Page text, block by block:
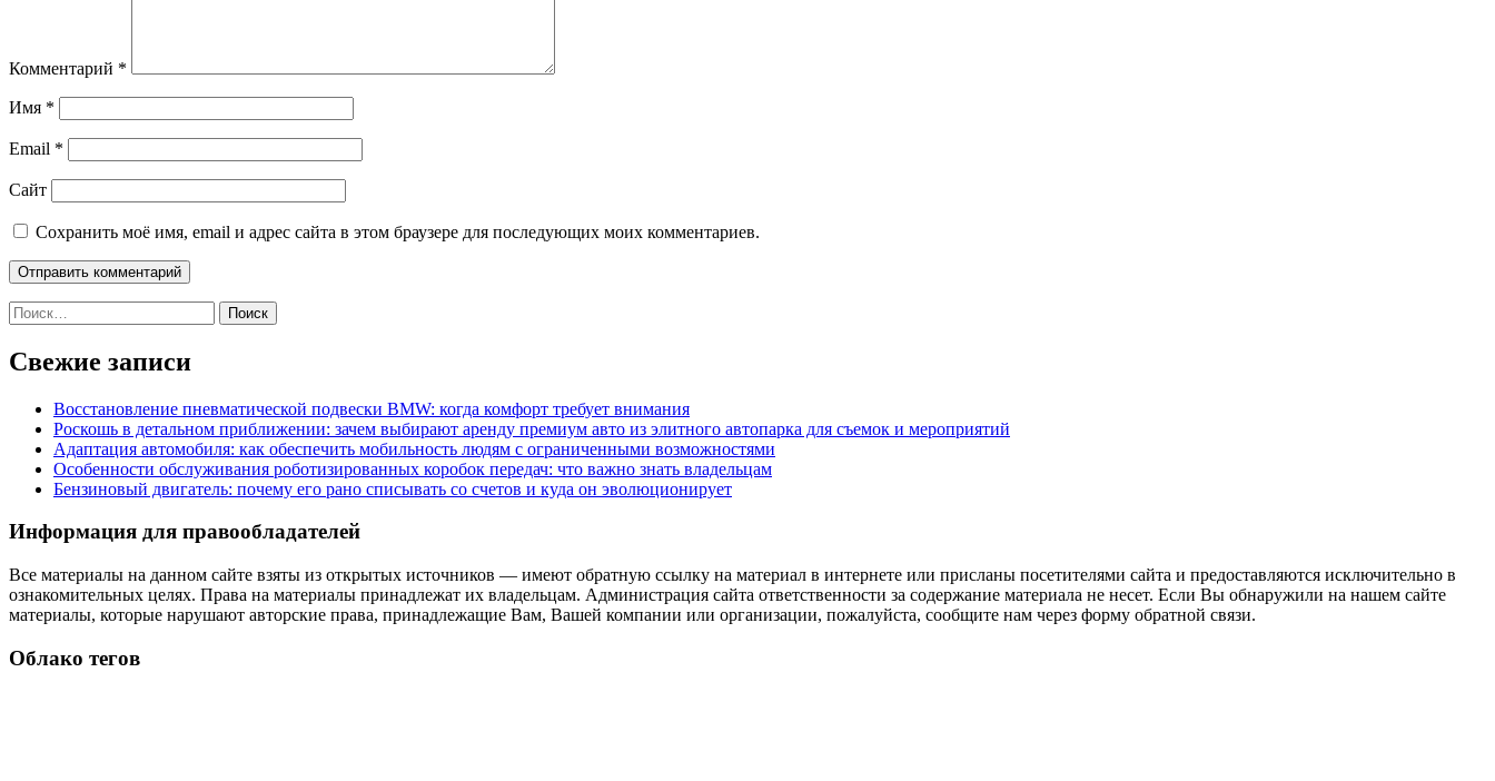
Комментарий *
Имя *
Email *
Сайт
Сохранить моё имя, email и адрес сайта в этом браузере для последующих моих комментариев.
Найти:
Свежие записи
Восстановление пневматической подвески BMW: когда комфорт требует внимания
Роскошь в детальном приближении: зачем выбирают аренду премиум авто из элитного автопарка для съемок и мероприятий
Адаптация автомобиля: как обеспечить мобильность людям с ограниченными возможностями
Особенности обслуживания роботизированных коробок передач: что важно знать владельцам
Бензиновый двигатель: почему его рано списывать со счетов и куда он эволюционирует
Информация для правообладателей
Все материалы на данном сайте взяты из открытых источников — имеют обратную ссылку на материал в интернете или присланы посетителями сайта и предоставляются исключительно в
ознакомительных целях. Права на материалы принадлежат их владельцам. Администрация сайта ответственности за содержание материала не несет. Если Вы обнаружили на нашем сайте
материалы, которые нарушают авторские права, принадлежащие Вам, Вашей компании или организации, пожалуйста, сообщите нам через форму обратной связи.
Облако тегов